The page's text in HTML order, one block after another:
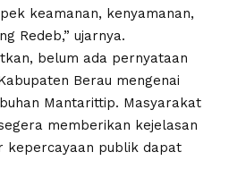
keamanan, kenyamanan,
Redeb,” ujarnya.
belum ada pernyataan
Berau mengenai
Mantarittip. Masyarakat
memberikan kejelasan
kepercayaan publik dapat